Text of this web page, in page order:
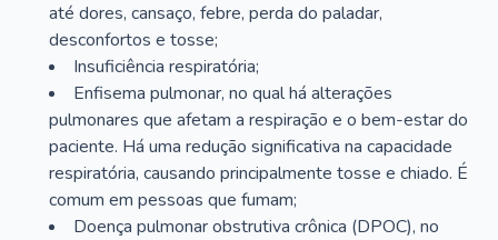
até dores, cansaço, febre, perda do paladar,
desconfortos e tosse;
Insuficiência respiratória;
Enfisema pulmonar, no qual há alterações
pulmonares que afetam a respiração e o bem-estar do
paciente. Há uma redução significativa na capacidade
respiratória, causando principalmente tosse e chiado. É
comum em pessoas que fumam;
Doença pulmonar obstrutiva crônica (DPOC), no